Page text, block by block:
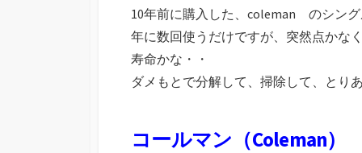
10年前に購入した、coleman のシン
年に数回使うだけですが、突然点かな
寿命かな・・
ダメもとで分解して、掃除して、とり
コールマン（Coleman